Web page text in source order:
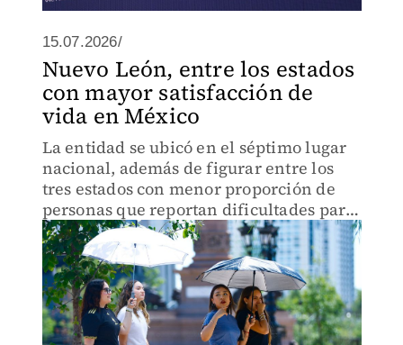
15.07.2026/
Nuevo León, entre los estados
con mayor satisfacción de
vida en México
La entidad se ubicó en el séptimo lugar
nacional, además de figurar entre los
tres estados con menor proporción de
personas que reportan dificultades para
cubrir sus gastos mensuales.